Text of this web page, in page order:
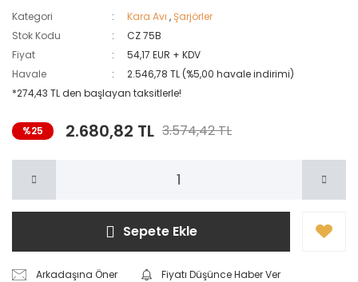
Kategori Kara Avı ,Şarjörler
Stok Kodu
CZ 75B
Fiyat
54,17 EUR + KDV
Havale
2.546,78 TL (%5,00 havale indirimi)
*274,43 TL den başlayan taksitlerle!
%25 2.680,82 TL 3.574,42 TL
Sepete Ekle
Arkadaşına Öner
Fiyatı Düşünce Haber Ver